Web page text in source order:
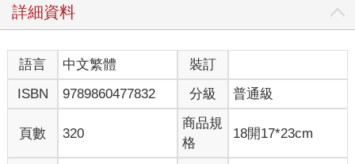
詳細資料
語言 中文繁體
裝訂
ISBN
9789860477832 分級 普通級
頁數 320
商品規
格
18開17*23cm